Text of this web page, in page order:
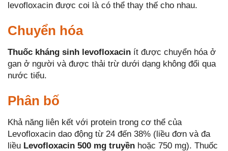
levofloxacin được coi là có thể thay thế cho nhau.
Chuyển hóa
Thuốc kháng sinh levofloxacin ít được chuyển hóa ở
gan ở người và được thải trừ dưới dạng không đổi qua
nước tiểu.
Phân bố
Khả năng liên kết với protein trong cơ thể của
Levofloxacin dao động từ 24 đến 38% (liều đơn và đa
liều Levofloxacin 500 mg truyền hoặc 750 mg). Thuốc